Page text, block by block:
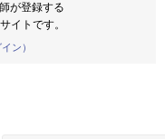
が登録する
イトです。
ン）